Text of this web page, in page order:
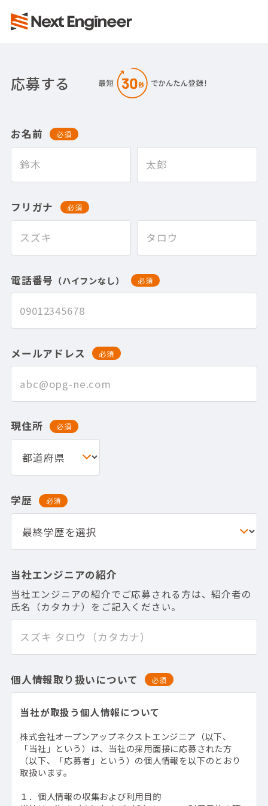
応募する
お名前 必須
フリガナ 必須
電話番号 （ハイフンなし） 必須
メールアドレス 必須
現住所 必須
学歴 必須
当社エンジニアの紹介
当社エンジニアの紹介でご応募される方は、紹介者の
氏名（カタカナ）をご記入ください。
個人情報取り扱いについて 必須
当社が取扱う個人情報について
株式会社オープンアップネクストエンジニア（以下、
「当社」という）は、当社の採用面接に応募された方
（以下、「応募者」という）の個人情報を以下のとおり
取扱います。
１．個人情報の収集および利用目的